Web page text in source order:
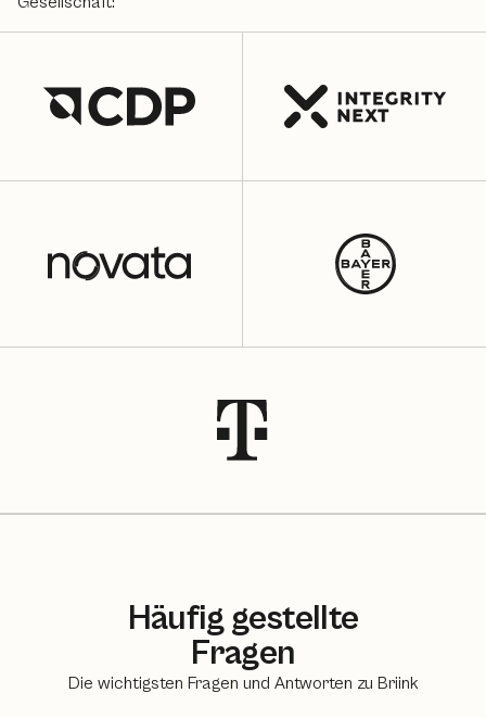
Häufig gestellte
Fragen
Die wichtigsten Fragen und Antworten zu Briink